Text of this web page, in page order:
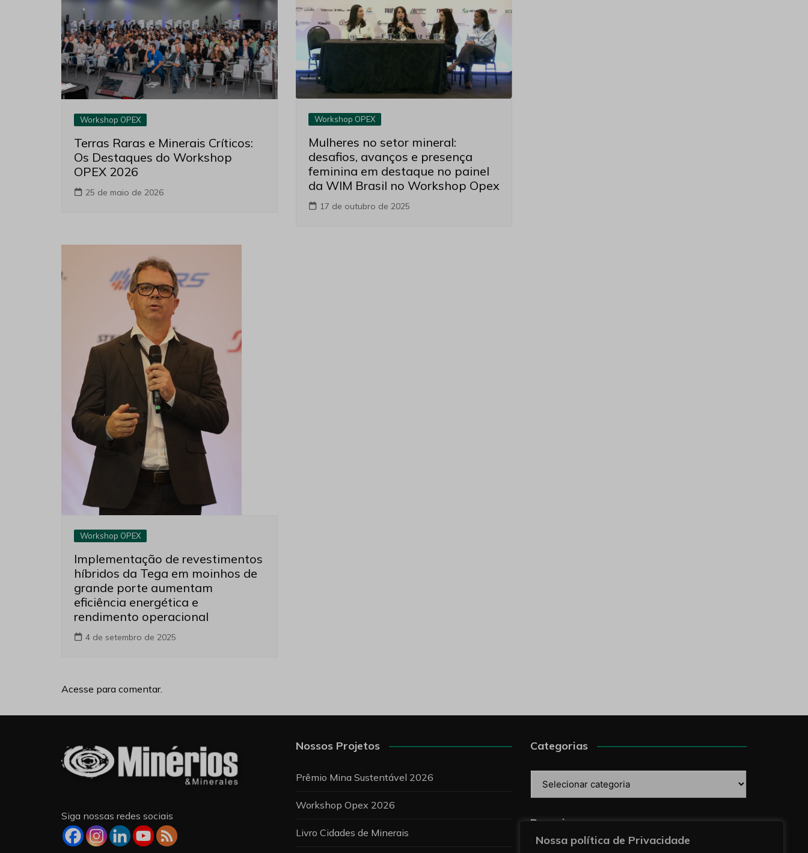
Nossa política de Privacidade
Workshop OPEX
Terras Raras e Minerais Críticos:
Os Destaques do Workshop
OPEX 2026
25 de maio de 2026
Workshop OPEX
Mulheres no setor mineral:
desafios, avanços e presença
feminina em destaque no painel
da WIM Brasil no Workshop Opex
17 de outubro de 2025
Workshop OPEX
Implementação de revestimentos
híbridos da Tega em moinhos de
grande porte aumentam
eficiência energética e
rendimento operacional
4 de setembro de 2025
Acesse para comentar.
Siga nossas redes sociais
Nossos Projetos
Prêmio Mina Sustentável 2026
Workshop Opex 2026
Livro Cidades de Minerais
Categorias
Pesquise